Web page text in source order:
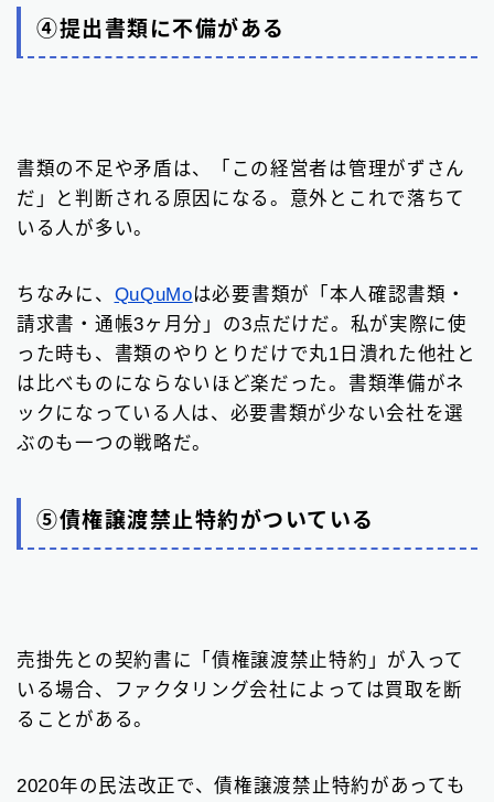
④提出書類に不備がある
書類の不足や矛盾は、「この経営者は管理がずさん
だ」と判断される原因になる。意外とこれで落ちて
いる人が多い。
ちなみに、 QuQuMoは必要書類が「本人確認書類・
請求書・通帳3ヶ月分」の3点だけだ。私が実際に使
った時も、書類のやりとりだけで丸1日潰れた他社と
は比べものにならないほど楽だった。書類準備がネ
ックになっている人は、必要書類が少ない会社を選
ぶのも一つの戦略だ。
⑤債権譲渡禁止特約がついている
売掛先との契約書に「債権譲渡禁止特約」が入って
いる場合、ファクタリング会社によっては買取を断
ることがある。
2020年の民法改正で、債権譲渡禁止特約があっても